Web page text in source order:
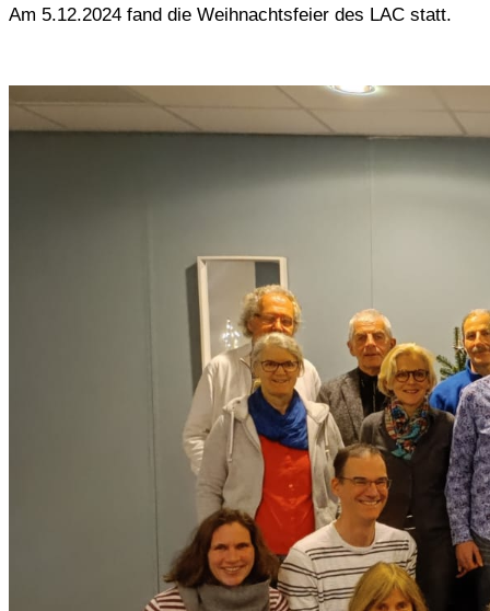
Am 5.12.2024 fand die Weihnachtsfeier des LAC statt.